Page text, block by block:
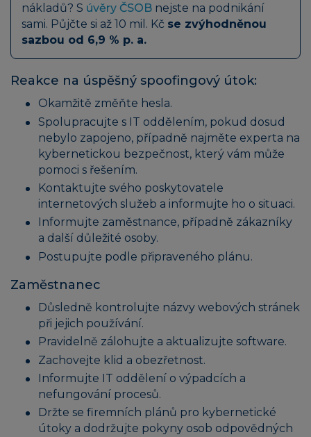
nákladů? S úvěry ČSOB nejste na podnikání
sami. Půjčte si až 10 mil. Kč se zvýhodněnou
sazbou od 6,9 % p. a.
Reakce na úspěšný spoofingový útok:
Okamžitě změňte hesla.
Spolupracujte s IT oddělením, pokud dosud
nebylo zapojeno, případně najměte experta na
kybernetickou bezpečnost, který vám může
pomoci s řešením.
Kontaktujte svého poskytovatele
internetových služeb a informujte ho o situaci.
Informujte zaměstnance, případně zákazníky
a další důležité osoby.
Postupujte podle připraveného plánu.
Zaměstnanec
Důsledně kontrolujte názvy webových stránek
při jejich používání.
Pravidelně zálohujte a aktualizujte software.
Zachovejte klid a obezřetnost.
Informujte IT oddělení o výpadcích a
nefungování procesů.
Držte se firemních plánů pro kybernetické
útoky a dodržujte pokyny osob odpovědných